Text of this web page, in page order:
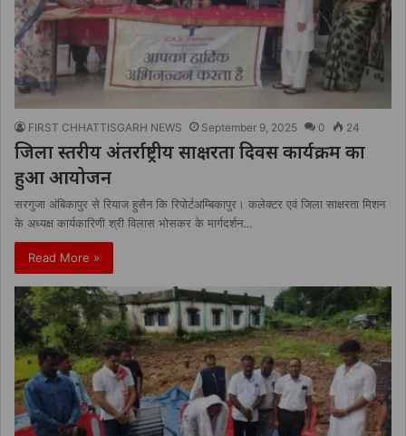
FIRST CHHATTISGARH NEWS September 9, 2025 0 24
जिला स्तरीय अंतर्राष्ट्रीय साक्षरता दिवस कार्यक्रम का
हुआ आयोजन
सरगुजा अंबिकापुर से रियाज हुसैन कि रिपोर्टअम्बिकापुर। कलेक्टर एवं जिला साक्षरता मिशन
के अध्यक्ष कार्यकारिणी श्री विलास भोसकर के मार्गदर्शन…
Read More »